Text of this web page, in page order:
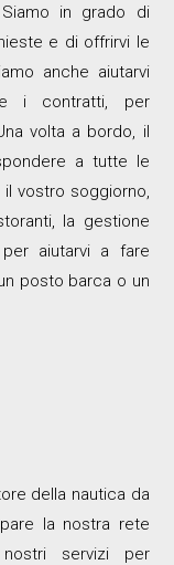
in grado di
e di offrirvi le
anche aiutarvi
i contratti, per
volta a bordo, il
a tutte le
vostro soggiorno,
la gestione
aiutarvi a fare
posto barca o un
della nautica da
la nostra rete
servizi per